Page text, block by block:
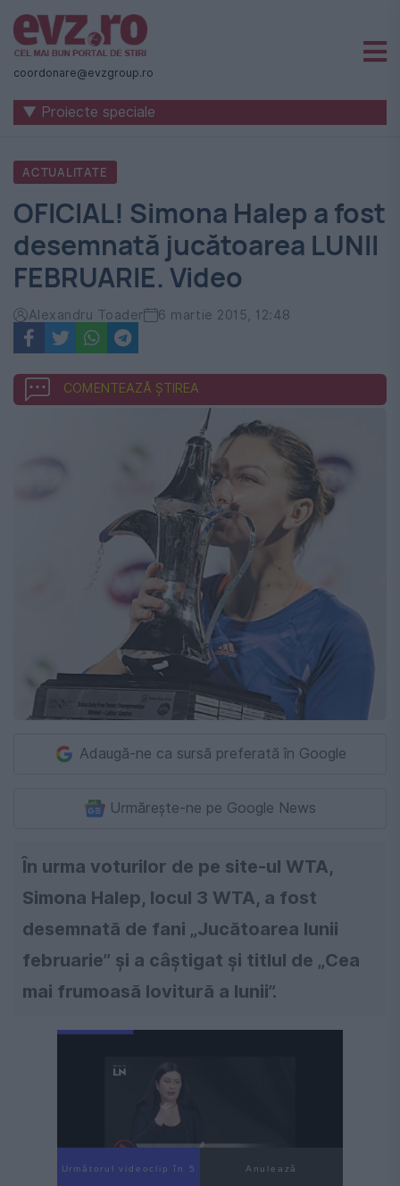
Știri
naționale
internaționale
România
-
Evenimentul
Zilei
coordonare@evzgroup.ro
▼ Proiecte speciale
ACTUALITATE
OFICIAL! Simona Halep a fost
desemnată jucătoarea LUNII
FEBRUARIE. Video
Alexandru Toader 6 martie 2015, 12:48
COMENTEAZĂ ȘTIREA
Adaugă-ne ca sursă preferată în Google
Urmărește-ne pe Google News
În urma voturilor de pe site-ul WTA,
Simona Halep, locul 3 WTA, a fost
desemnată de fani „Jucătoarea lunii
februarie” şi a câștigat şi titlul de „Cea
mai frumoasă lovitură a lunii”.
Următorul videoclip în 4 Anulează